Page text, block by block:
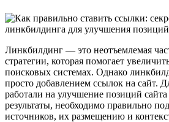
Линкбилдинг — это неотъемлемая
стратегии, которая помогает
поисковых системах. Однако
просто добавлением ссылок на сайт.
работали на улучшение позиций
результаты, необходимо правильно
источников, их размещению и